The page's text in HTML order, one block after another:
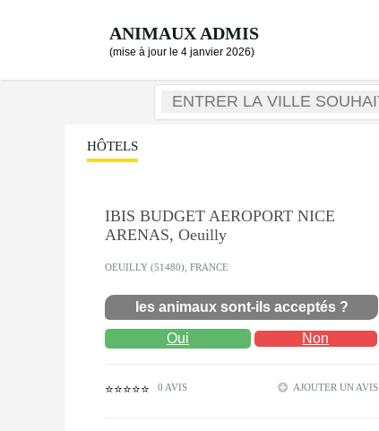
ANIMAUX ADMIS
(mise à jour le 4 janvier 2026)
HÔTELS
IBIS BUDGET AEROPORT NICE
ARENAS, Oeuilly
OEUILLY (51480), FRANCE
les animaux sont-ils acceptés ?
Oui Non
⭐⭐⭐⭐⭐ 0 AVIS AJOUTER UN AVIS